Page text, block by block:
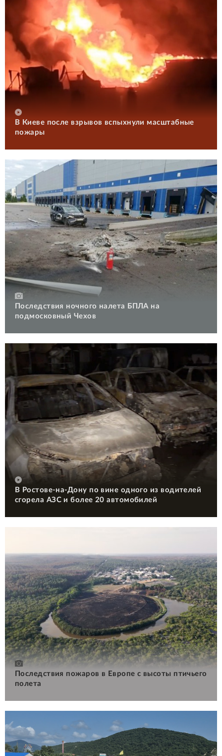
В Киеве после взрывов вспыхнули масштабные
пожары
Последствия ночного налета БПЛА на
подмосковный Чехов
В Ростове-на-Дону по вине одного из водителей
сгорела АЗС и более 20 автомобилей
Последствия пожаров в Европе с высоты птичьего
полета